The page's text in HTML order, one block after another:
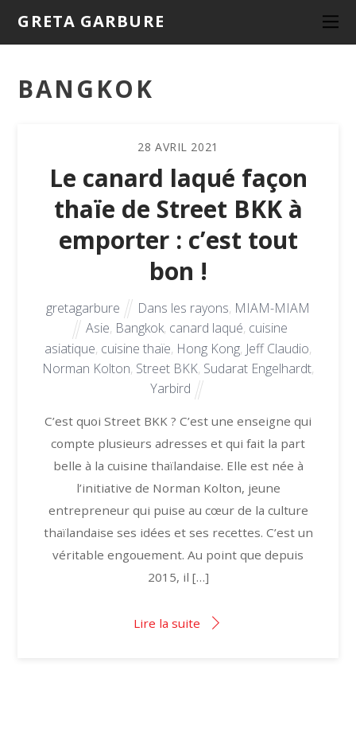
GRETA GARBURE
BANGKOK
28 AVRIL 2021
Le canard laqué façon
thaïe de Street BKK à
emporter : c’est tout
bon !
gretagarbure Dans les rayons, MIAM-MIAM
Asie, Bangkok, canard laqué, cuisine
asiatique, cuisine thaïe, Hong Kong, Jeff Claudio,
Norman Kolton, Street BKK, Sudarat Engelhardt,
Yarbird
C’est quoi Street BKK ? C’est une enseigne qui
compte plusieurs adresses et qui fait la part
belle à la cuisine thaïlandaise. Elle est née à
l’initiative de Norman Kolton, jeune
entrepreneur qui puise au cœur de la culture
thaïlandaise ses idées et ses recettes. C’est un
véritable engouement. Au point que depuis
2015, il […]
Lire la suite